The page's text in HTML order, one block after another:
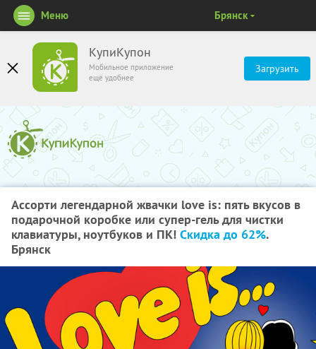
КупиКупон
Мобильное приложение
ещё удобнее
Загрузить
Меню Брянск
Ассорти легендарной жвачки love is: пять вкусов в
подарочной коробке или супер-гель для чистки
клавиатуры, ноутбуков и ПК! Скидка до 62%.
Брянск